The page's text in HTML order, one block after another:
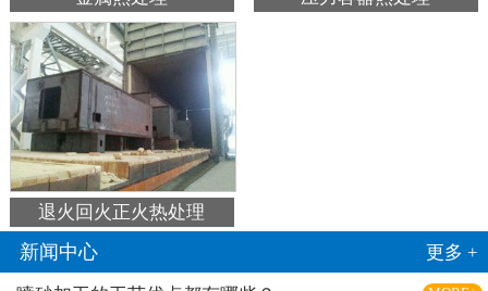
退火回火正火热处理
新闻中心 更多 +